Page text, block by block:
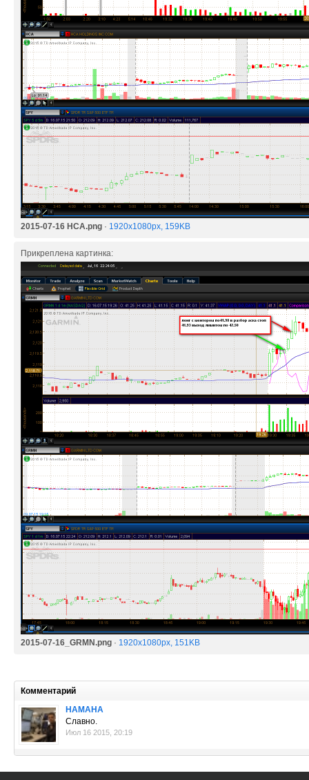
2015-07-16 HCA.png · 1920x1080px, 159KB
Прикреплена картинка:
2015-07-16_GRMN.png · 1920x1080px, 151KB
Комментарий
HAMAHA
Славно.
Июл 16 2015, 20:19